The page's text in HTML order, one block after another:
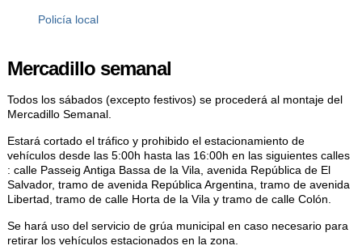
Policía local
Mercadillo semanal
Todos los sábados (excepto festivos) se procederá al montaje del
Mercadillo Semanal.
Estará cortado el tráfico y prohibido el estacionamiento de
vehículos desde las 5:00h hasta las 16:00h en las siguientes calles
: calle Passeig Antiga Bassa de la Vila, avenida República de El
Salvador, tramo de avenida República Argentina, tramo de avenida
Libertad, tramo de calle Horta de la Vila y tramo de calle Colón.
Se hará uso del servicio de grúa municipal en caso necesario para
retirar los vehículos estacionados en la zona.